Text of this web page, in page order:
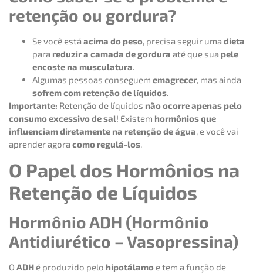
retenção ou gordura?
Se você está acima do peso, precisa seguir uma dieta
para reduzir a camada de gordura até que sua pele
encoste na musculatura.
Algumas pessoas conseguem emagrecer, mas ainda
sofrem com retenção de líquidos.
Importante: Retenção de líquidos não ocorre apenas pelo
consumo excessivo de sal! Existem hormônios que
influenciam diretamente na retenção de água, e você vai
aprender agora como regulá-los.
O Papel dos Hormônios na
Retenção de Líquidos
Hormônio ADH (Hormônio
Antidiurético – Vasopressina)
O ADH é produzido pelo hipotálamo e tem a função de